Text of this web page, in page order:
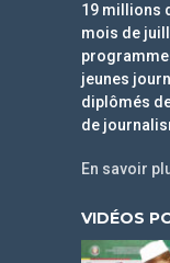
19 millions
mois de
jeunes
diplômés
de
En savoir
VIDÉOS